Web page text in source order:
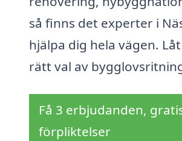
så finns det experter i
hjälpa dig hela vägen.
rätt val av
Få 3 erbjudanden,
förpliktelser